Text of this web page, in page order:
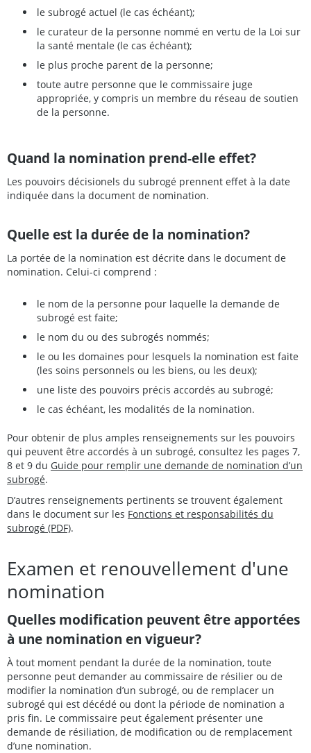
le subrogé actuel (le cas échéant);
le curateur de la personne nommé en vertu de la Loi sur
la santé mentale (le cas échéant);
le plus proche parent de la personne;
toute autre personne que le commissaire juge
appropriée, y compris un membre du réseau de soutien
de la personne.
Quand la nomination prend-elle effet?
Les pouvoirs décisionels du subrogé prennent effet à la date
indiquée dans la document de nomination.
Quelle est la durée de la nomination?
La portée de la nomination est décrite dans le document de
nomination. Celui-ci comprend :
le nom de la personne pour laquelle la demande de
subrogé est faite;
le nom du ou des subrogés nommés;
le ou les domaines pour lesquels la nomination est faite
(les soins personnels ou les biens, ou les deux);
une liste des pouvoirs précis accordés au subrogé;
le cas échéant, les modalités de la nomination.
Pour obtenir de plus amples renseignements sur les pouvoirs
qui peuvent être accordés à un subrogé, consultez les pages 7,
8 et 9 du Guide pour remplir une demande de nomination d’un
subrogé.
D’autres renseignements pertinents se trouvent également
dans le document sur les Fonctions et responsabilités du
subrogé (PDF).
Examen et renouvellement d'une
nomination
Quelles modification peuvent être apportées
à une nomination en vigueur?
À tout moment pendant la durée de la nomination, toute
personne peut demander au commissaire de résilier ou de
modifier la nomination d’un subrogé, ou de remplacer un
subrogé qui est décédé ou dont la période de nomination a
pris fin. Le commissaire peut également présenter une
demande de résiliation, de modification ou de remplacement
d’une nomination.